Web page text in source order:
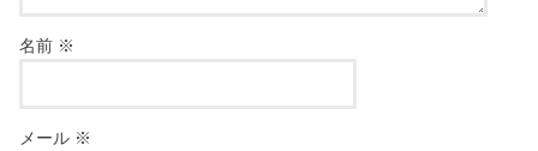
名前 ※
メール ※